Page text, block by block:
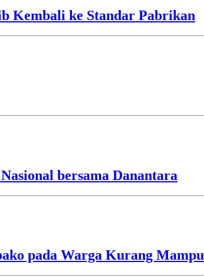
Kembali ke Standar Pabrikan
bersama Danantara
pada Warga Kurang Mampu